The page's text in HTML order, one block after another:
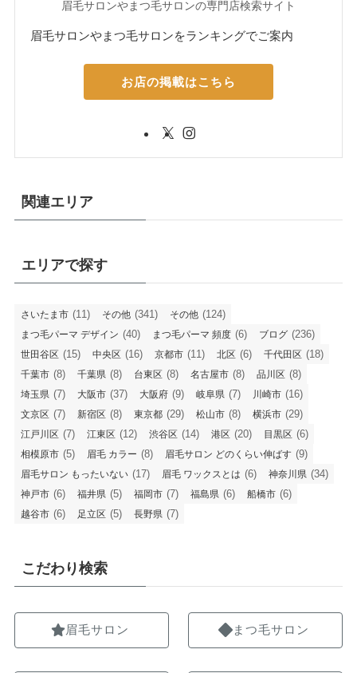
眉毛サロンやまつ毛サロンの専門店検索サイト
眉毛サロンやまつ毛サロンをランキングでご案内
お店の掲載はこちら
関連エリア
エリアで探す
さいたま市 (11) その他 (341) その他 (124)
まつ毛パーマ デザイン (40) まつ毛パーマ 頻度 (6) ブログ (236)
世田谷区 (15) 中央区 (16) 京都市 (11) 北区 (6) 千代田区 (18)
千葉市 (8) 千葉県 (8) 台東区 (8) 名古屋市 (8) 品川区 (8)
埼玉県 (7) 大阪市 (37) 大阪府 (9) 岐阜県 (7) 川崎市 (16)
文京区 (7) 新宿区 (8) 東京都 (29) 松山市 (8) 横浜市 (29)
江戸川区 (7) 江東区 (12) 渋谷区 (14) 港区 (20) 目黒区 (6)
相模原市 (5) 眉毛 カラー (8) 眉毛サロン どのくらい伸ばす (9)
眉毛サロン もったいない (17) 眉毛 ワックスとは (6) 神奈川県 (34)
神戸市 (6) 福井県 (5) 福岡市 (7) 福島県 (6) 船橋市 (6)
越谷市 (6) 足立区 (5) 長野県 (7)
こだわり検索
眉毛サロン まつ毛サロン